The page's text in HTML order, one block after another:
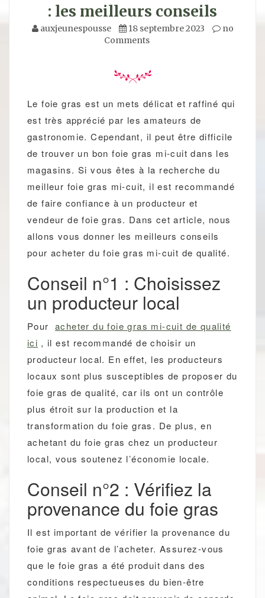
: les meilleurs conseils
auxjeunespousse 18 septembre 2023
no
Comments
Le foie gras est un mets délicat et raffiné qui
est très apprécié par les amateurs de
gastronomie. Cependant, il peut être difficile
de trouver un bon foie gras mi-cuit dans les
magasins. Si vous êtes à la recherche du
meilleur foie gras mi-cuit, il est recommandé
de faire confiance à un producteur et
vendeur de foie gras. Dans cet article, nous
allons vous donner les meilleurs conseils
pour acheter du foie gras mi-cuit de qualité.
Conseil n°1 : Choisissez
un producteur local
Pour acheter du foie gras mi-cuit de qualité
ici , il est recommandé de choisir un
producteur local. En effet, les producteurs
locaux sont plus susceptibles de proposer du
foie gras de qualité, car ils ont un contrôle
plus étroit sur la production et la
transformation du foie gras. De plus, en
achetant du foie gras chez un producteur
local, vous soutenez l’économie locale.
Conseil n°2 : Vérifiez la
provenance du foie gras
Il est important de vérifier la provenance du
foie gras avant de l’acheter. Assurez-vous
que le foie gras a été produit dans des
conditions respectueuses du bien-être